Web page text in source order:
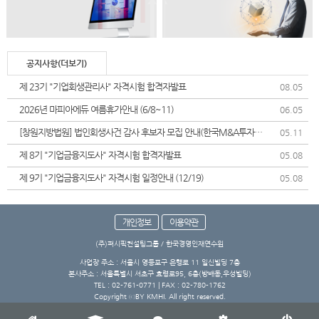
공지사항(더보기)
제 23기 "기업회생관리사" 자격시험 합격자발표 08.05
2026년 마피아에듀 여름휴가안내 (6/8~11) 06.05
[창원지방법원] 법인회생사건 감사 후보자 모집 안내(한국M&A투자협
회)
05.11
제 8기 "기업금융지도사" 자격시험 합격자발표 05.08
제 9기 "기업금융지도사" 자격시험 일정안내 (12/19) 05.08
개인정보 이용약관
(주)퍼시픽컨설팅그룹 / 한국경영인재연수원
사업장 주소 : 서울시 영등포구 은행로 11 일신빌딩 7층
본사주소 : 서울특별시 서초구 효령로95, 6층(방배동,우성빌딩)
TEL : 02-761-0771 | FAX : 02-780-1762
Copyright ⓒBY KMHI. All right reserved.